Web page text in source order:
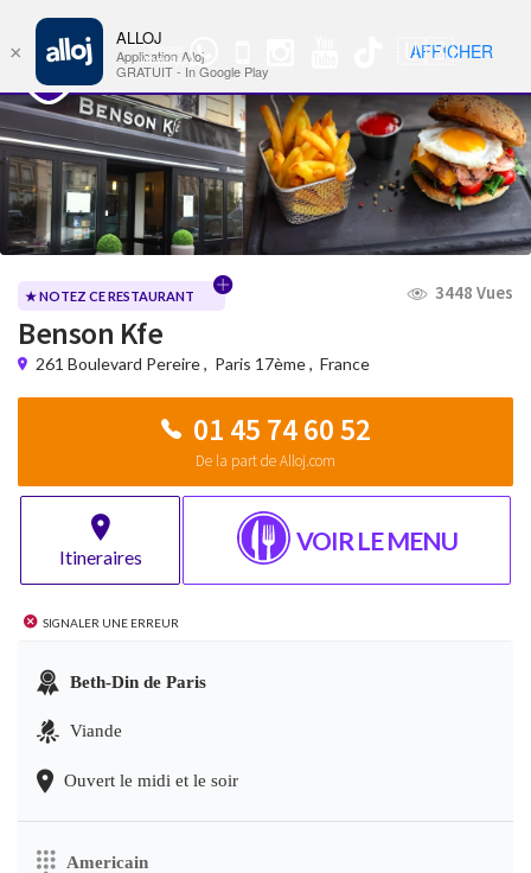
Groupe
WhatsApp
🇺🇸 Nav
★ NOTEZ CE RESTAURANT 3448 Vues
Benson Kfe
261 Boulevard Pereire, Paris 17ème, France
01 45 74 60 52
De la part de Alloj.com
Itineraires
VOIR LE MENU
Signaler une erreur
Beth-Din de Paris
Viande
Ouvert le midi et le soir
Americain
×
ALLOJ
Application Alloj
GRATUIT - In Google Play
AFFICHER